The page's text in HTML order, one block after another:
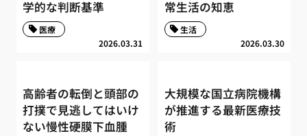
学的な判断基準
2026.03.31
医療
常生活の知恵
2026.03.30
生活
高齢者の転倒と頭部の
打撲で見逃してはいけ
ない慢性硬膜下血腫
大規模な国立病院機構
が推進する最新医療技
術